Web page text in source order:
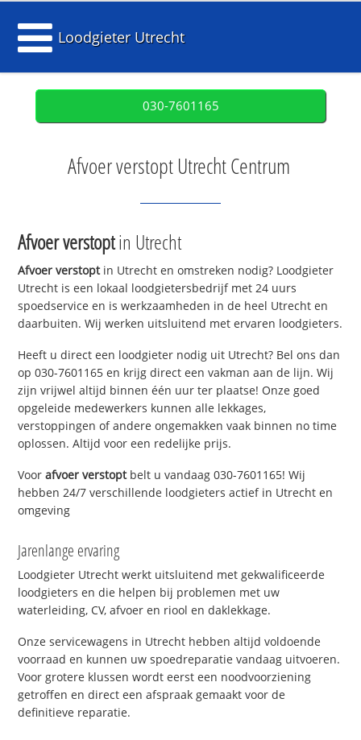
Loodgieter Utrecht
030-7601165
Afvoer verstopt Utrecht Centrum
Afvoer verstoptin Utrecht
Afvoer verstoptin Utrecht en omstreken nodig? Loodgieter
Utrecht is een lokaal loodgietersbedrijf met 24 uurs
spoedservice en is werkzaamheden in de heel Utrecht en
daarbuiten. Wij werken uitsluitend met ervaren loodgieters.
Heeft u direct een loodgieter nodig uit Utrecht? Bel ons dan
op 030-7601165 en krijg direct een vakman aan de lijn. Wij
zijn vrijwel altijd binnen één uur ter plaatse! Onze goed
opgeleide medewerkers kunnen alle lekkages,
verstoppingen of andere ongemakken vaak binnen no time
oplossen. Altijd voor een redelijke prijs.
Voorafvoer verstoptbelt u vandaag 030-7601165! Wij
hebben 24/7 verschillende loodgieters actief in Utrecht en
omgeving
Jarenlange ervaring
Loodgieter Utrecht werkt uitsluitend met gekwalificeerde
loodgieters en die helpen bij problemen met uw
waterleiding, CV, afvoer en riool en daklekkage.
Onze servicewagens in Utrecht hebben altijd voldoende
voorraad en kunnen uw spoedreparatie vandaag uitvoeren.
Voor grotere klussen wordt eerst een noodvoorziening
getroffen en direct een afspraak gemaakt voor de
definitieve reparatie.